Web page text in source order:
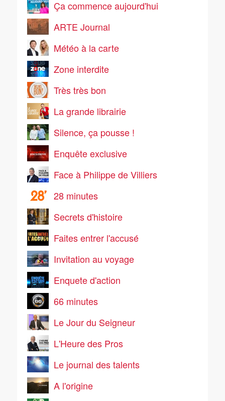
Ça commence aujourd'hui
ARTE Journal
Météo à la carte
Zone interdite
Très très bon
La grande librairie
Silence, ça pousse !
Enquête exclusive
Face à Philippe de Villiers
28 minutes
Secrets d'histoire
Faites entrer l'accusé
Invitation au voyage
Enquete d'action
66 minutes
Le Jour du Seigneur
L'Heure des Pros
Le journal des talents
A l'origine